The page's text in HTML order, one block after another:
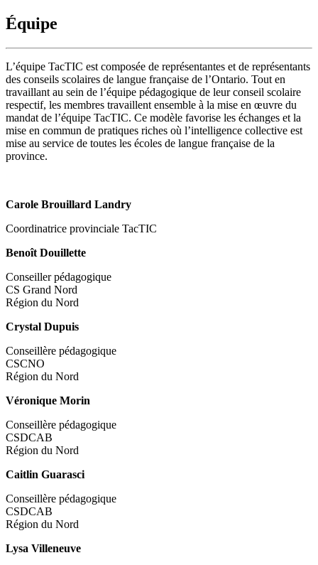
Équipe
L’équipe TacTIC est composée de représentantes et de représentants
des conseils scolaires de langue française de l’Ontario. Tout en
travaillant au sein de l’équipe pédagogique de leur conseil scolaire
respectif, les membres travaillent ensemble à la mise en œuvre du
mandat de l’équipe TacTIC. Ce modèle favorise les échanges et la
mise en commun de pratiques riches où l’intelligence collective est
mise au service de toutes les écoles de langue française de la
province.
Carole Brouillard Landry
Coordinatrice provinciale TacTIC
Benoît Douillette
Conseiller pédagogique
CS Grand Nord
Région du Nord
Crystal Dupuis
Conseillère pédagogique
CSCNO
Région du Nord
Véronique Morin
Conseillère pédagogique
CSDCAB
Région du Nord
Caitlin Guarasci
Conseillère pédagogique
CSDCAB
Région du Nord
Lysa Villeneuve